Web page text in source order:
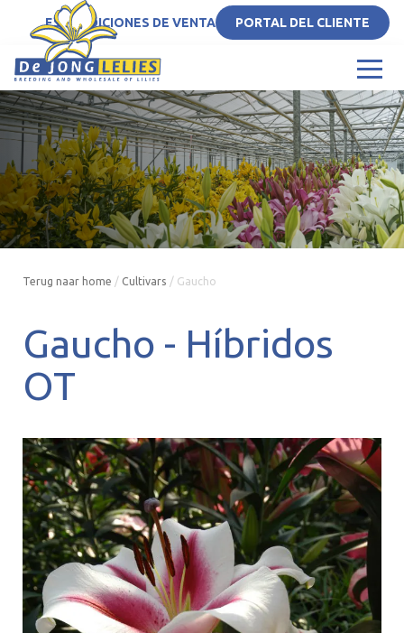
ESCONDICIONES DE VENTA PORTAL DEL CLIENTE
Terug naar home / Cultivars / Gaucho
Gaucho - Híbridos
OT